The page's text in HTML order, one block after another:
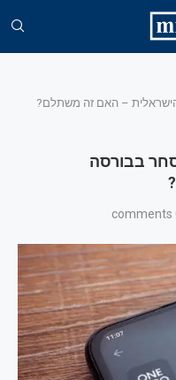
– האם זה משתלם?
בבורסה
0